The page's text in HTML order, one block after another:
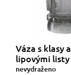
Váza s klasy a
lipovými listy
nevydraženo